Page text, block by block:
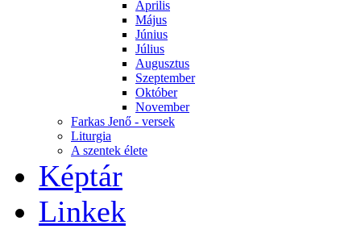
Április
Május
Június
Július
Augusztus
Szeptember
Október
November
Farkas Jenő - versek
Liturgia
A szentek élete
Képtár
Linkek